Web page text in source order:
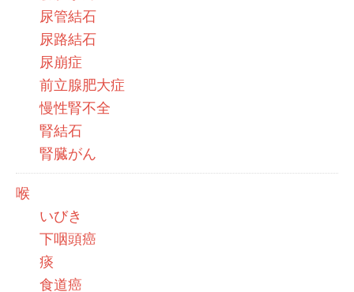
尿管結石
尿路結石
尿崩症
前立腺肥大症
慢性腎不全
腎結石
腎臓がん
喉
いびき
下咽頭癌
痰
食道癌